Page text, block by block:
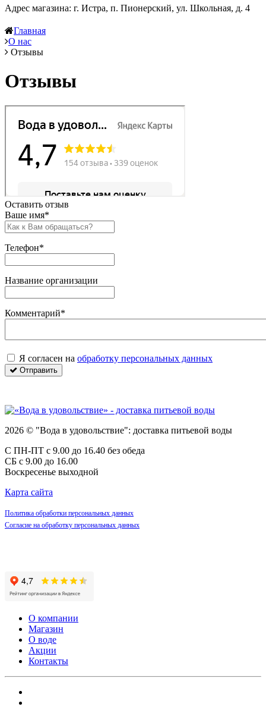
Адрес магазина: г. Истра, п. Пионерский, ул. Школьная, д. 4
Главная
О нас
Отзывы
Отзывы
Оставить отзыв
Ваше имя*
Телефон*
Название организации
Комментарий*
Я согласен на обработку персональных данных
Отправить
2026 © "Вода в удовольствие": доставка питьевой воды
С ПН-ПТ с 9.00 до 16.40 без обеда
СБ с 9.00 до 16.00
Воскресенье выходной
Карта сайта
Политика обработки персональных данных
Согласие на обработку персональных данных
О компании
Магазин
О воде
Акции
Контакты